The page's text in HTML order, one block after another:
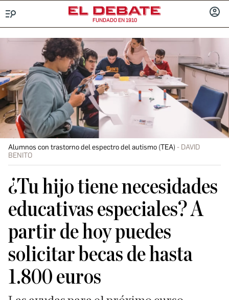
FUNDADO EN 1910
Alumnos con trastorno del espectro del autismo (TEA)
DAVID
BENITO
¿Tu hijo tiene necesidades
educativas especiales? A
partir de hoy puedes
solicitar becas de hasta
1.800 euros